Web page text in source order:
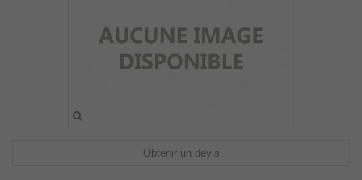
Obtenir un devis